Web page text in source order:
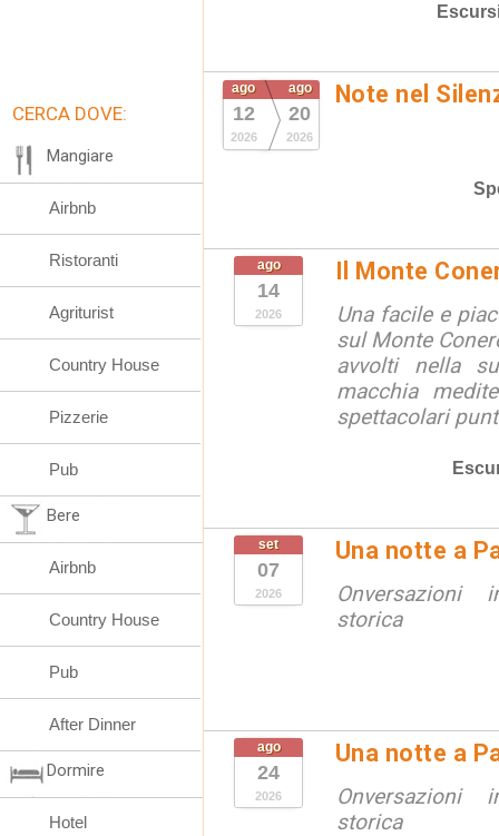
ago
12
2026
ago
20
2026
Note nel
ago
14
2026
Il Monte
Una facile e
sul Monte
avvolti nella
macchia
spettacolari
set
07
2026
Una notte a
Onversazioni
storica
ago
24
2026
Una notte a
Onversazioni
storica
CERCA DOVE:
Mangiare
Airbnb
Ristoranti
Agriturist
Country House
Pizzerie
Pub
Bere
Airbnb
Country House
Pub
After Dinner
Dormire
Hotel